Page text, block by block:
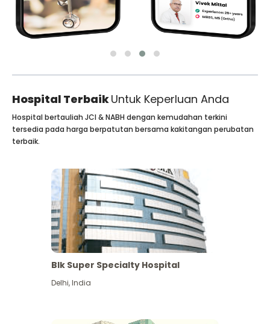
Hospital TerbaikUntuk Keperluan Anda
Hospital bertauliah JCI & NABH dengan kemudahan terkini
tersedia pada harga berpatutan bersama kakitangan perubatan
terbaik.
Blk Super Specialty Hospital
Delhi,India